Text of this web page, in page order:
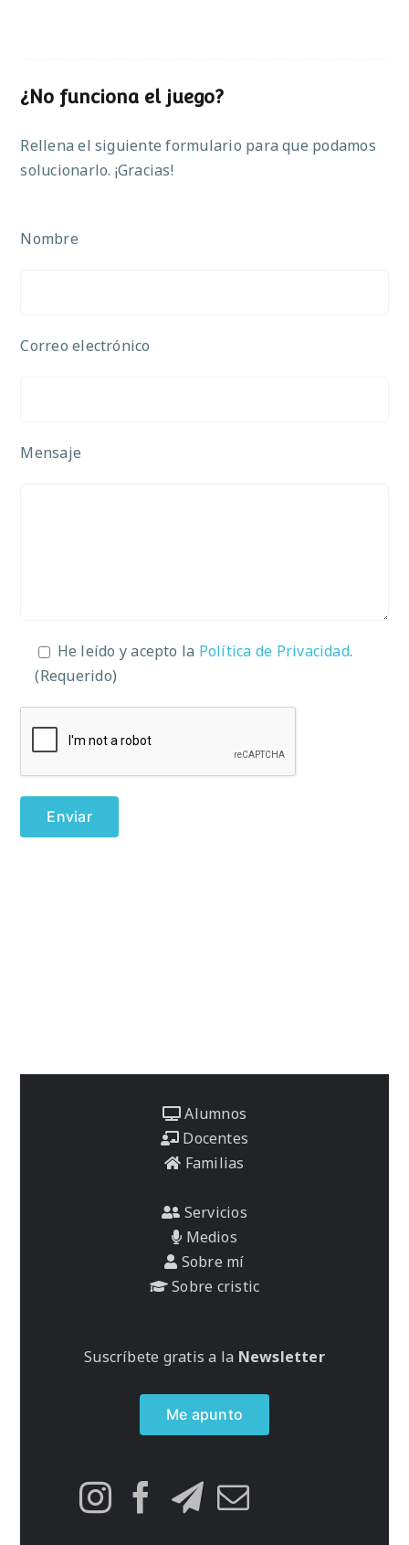
¿No funciona el juego?
Rellena el siguiente formulario para que podamos
solucionarlo. ¡Gracias!
Nombre
Correo electrónico
Mensaje
He leído y acepto la Política de Privacidad.
(Requerido)
Alumnos
Docentes
Familias
Servicios
Medios
Sobre mí
Sobre cristic
Suscríbete gratis a la Newsletter
Me apunto